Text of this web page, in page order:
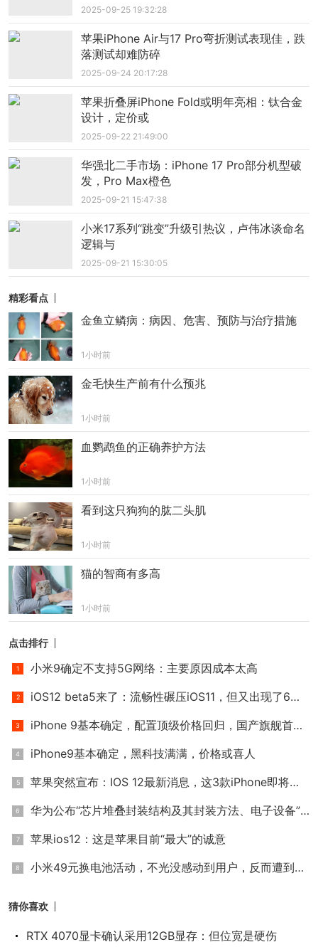
2025-09-25 19:32:28
苹果iPhone Air与17 Pro弯折测试表现佳，跌
落测试却难防碎
2025-09-24 20:17:28
苹果折叠屏iPhone Fold或明年亮相：钛合金
设计，定价或
2025-09-22 21:49:00
华强北二手市场：iPhone 17 Pro部分机型破
发，Pro Max橙色
2025-09-21 15:47:38
小米17系列“跳变”升级引热议，卢伟冰谈命名
逻辑与
2025-09-21 15:30:05
精彩看点
金鱼立鳞病：病因、危害、预防与治疗措施
1小时前
金毛快生产前有什么预兆
1小时前
血鹦鹉鱼的正确养护方法
1小时前
看到这只狗狗的肱二头肌
1小时前
猫的智商有多高
1小时前
点击排行
小米9确定不支持5G网络：主要原因成本太高
iOS12 beta5来了：流畅性碾压iOS11，但又出现了6个新BUG
iPhone 9基本确定，配置顶级价格回归，国产旗舰首当其冲？别逗
iPhone9基本确定，黑科技满满，价格或喜人
苹果突然宣布：IOS 12最新消息，这3款iPhone即将淘汰
华为公布“芯片堆叠封装结构及其封装方法、电子设备”专利
苹果ios12：这是苹果目前“最大”的诚意
小米49元换电池活动，不光没感动到用户，反而遭到用户吐槽！
猜你喜欢
RTX 4070显卡确认采用12GB显存：但位宽是硬伤